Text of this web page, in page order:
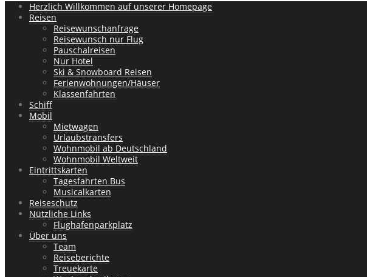
Herzlich Willkommen auf unserer Homepage
Reisen
Reisewunschanfrage
Reisewunsch nur Flug
Pauschalreisen
Nur Hotel
Ski & Snowboard Reisen
Ferienwohnungen/Häuser
Klassenfahrten
Schiff
Mobil
Mietwagen
Urlaubstransfers
Wohnmobil ab Deutschland
Wohnmobil Weltweit
Eintrittskarten
Tagesfahrten Bus
Musicalkarten
Reiseschutz
Nützliche Links
Flughafenparkplatz
Über uns
Team
Reiseberichte
Treuekarte